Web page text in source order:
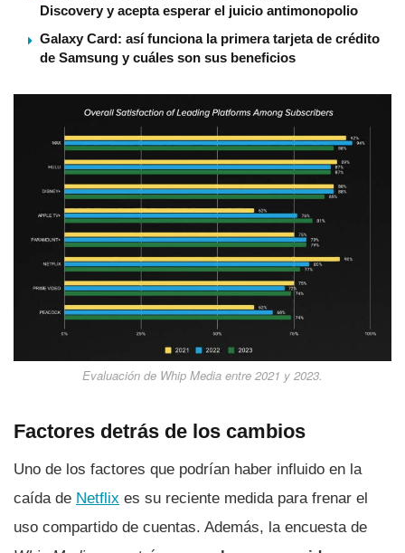
Discovery y acepta esperar el juicio antimonopolio
Galaxy Card: así funciona la primera tarjeta de crédito
de Samsung y cuáles son sus beneficios
Evaluación de Whip Media entre 2021 y 2023.
Factores detrás de los cambios
Uno de los factores que podrían haber influido en la
caída de Netflix es su reciente medida para frenar el
uso compartido de cuentas. Además, la encuesta de